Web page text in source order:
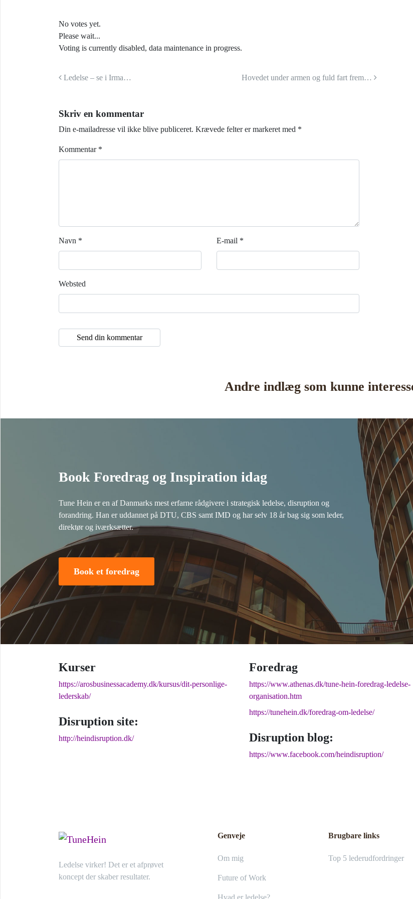
No votes yet.
Please wait...
Voting is currently disabled, data maintenance in progress.
Indlæg navigation
Ledelse – se i Irma… Hovedet under armen og fuld fart frem…
Skriv en kommentar
Din e-mailadresse vil ikke blive publiceret. Krævede felter er markeret med *
Kommentar *
Navn * E-mail *
Websted
Andre indlæg som kunne
Book Foredrag og Inspiration idag
Tune Hein er en af Danmarks mest erfarne rådgivere i strategisk ledelse, disruption og
forandring. Han er uddannet på DTU, CBS samt IMD og har selv 18 år bag sig som leder,
direktør og iværksætter.
Book et foredrag
Kurser
https://arosbusinessacademy.dk/kursus/dit-personlige-
lederskab/
Disruption site:
http://heindisruption.dk/
Foredrag
https://www.athenas.dk/tune-hein-foredrag-ledelse-
organisation.htm
https://tunehein.dk/foredrag-om-ledelse/
Disruption blog:
https://www.facebook.com/heindisruption/
Ledelse virker! Det er et afprøvet
koncept der skaber resultater.
Genveje
Om mig
Future of Work
Hvad er ledelse?
Brugbare links
Top 5 lederudfordringer